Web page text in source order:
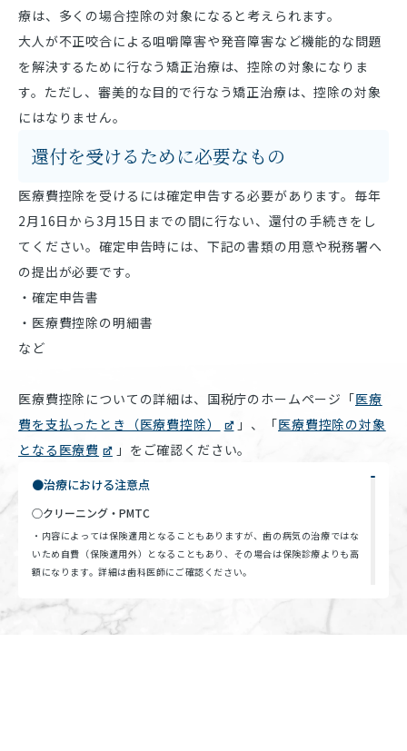
療は、多くの場合控除の対象になると考えられます。
大人が不正咬合による咀嚼障害や発音障害など機能的な問題
を解決するために行なう矯正治療は、控除の対象になりま
す。ただし、審美的な目的で行なう矯正治療は、控除の対象
にはなりません。
還付を受けるために必要なもの
医療費控除を受けるには確定申告する必要があります。毎年
2月16日から3月15日までの間に行ない、還付の手続きをし
てください。確定申告時には、下記の書類の用意や税務署へ
の提出が必要です。
・確定申告書
・医療費控除の明細書
など
医療費控除についての詳細は、国税庁のホームページ「医療
費を支払ったとき（医療費控除）
」、「医療費控除の対象
となる医療費
」をご確認ください。
●治療における注意点
○クリーニング・PMTC
・内容によっては保険適用となることもありますが、歯の病気の治療ではな
いため自費（保険適用外）となることもあり、その場合は保険診療よりも高
額になります。詳細は歯科医師にご確認ください。
ません。日ごろから歯磨きなどのケアに努めることで、予防効果を上げられ